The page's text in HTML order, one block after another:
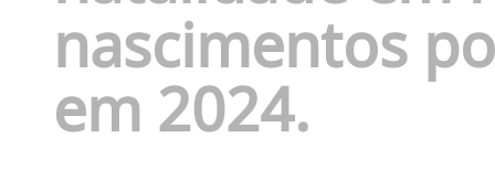
nascimentos
em 2024.